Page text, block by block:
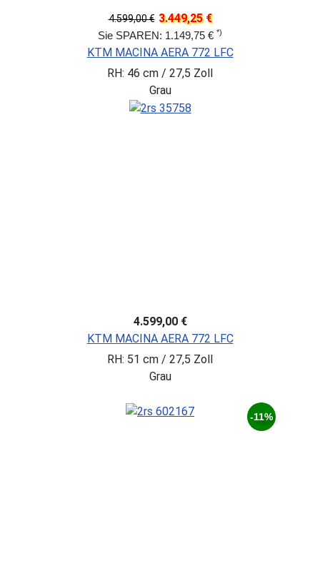
4.599,00 € 3.449,25 €
Sie SPAREN: 1.149,75 € *)
KTM MACINA AERA 772 LFC
RH: 46 cm / 27,5 Zoll
Grau
4.599,00 €
KTM MACINA AERA 772 LFC
RH: 51 cm / 27,5 Zoll
Grau
-11%